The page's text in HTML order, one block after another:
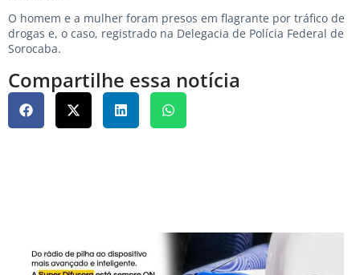
O homem e a mulher foram presos em flagrante por tráfico de
drogas e, o caso, registrado na Delegacia de Polícia Federal de
Sorocaba.
Compartilhe essa notícia